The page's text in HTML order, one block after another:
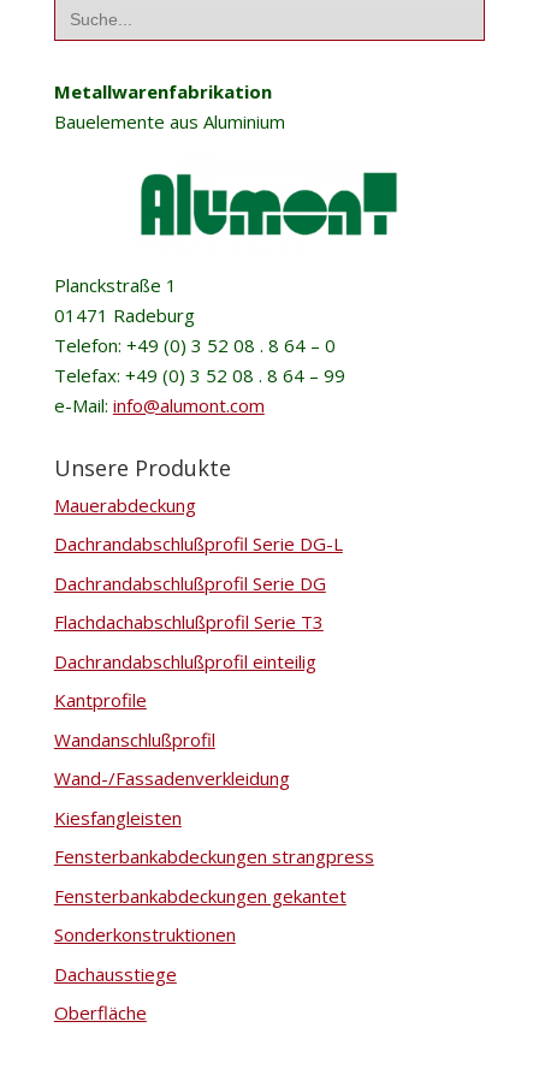
for:
Metallwarenfabrikation
Bauelemente aus Aluminium
Planckstraße 1
01471 Radeburg
Telefon: +49 (0) 3 52 08 . 8 64 – 0
Telefax: +49 (0) 3 52 08 . 8 64 – 99
e-Mail: info@alumont.com
Unsere Produkte
Mauerabdeckung
Dachrandabschlußprofil Serie DG-L
Dachrandabschlußprofil Serie DG
Flachdachabschlußprofil Serie T3
Dachrandabschlußprofil einteilig
Kantprofile
Wandanschlußprofil
Wand-/Fassadenverkleidung
Kiesfangleisten
Fensterbankabdeckungen strangpress
Fensterbankabdeckungen gekantet
Sonderkonstruktionen
Dachausstiege
Oberfläche